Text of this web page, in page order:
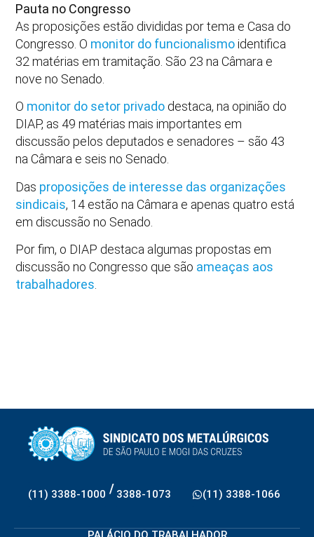
Pauta no Congresso
As proposições estão divididas por tema e Casa do
Congresso. O monitor do funcionalismoidentifica
32 matérias em tramitação. São 23 na Câmara e
nove no Senado.
O monitor do setor privado destaca, na opinião do
DIAP, as 49 matérias mais importantes em
discussão pelos deputados e senadores – são 43
na Câmara e seis no Senado.
Das proposições de interesse das organizações
sindicais, 14 estão na Câmara e apenas quatro está
em discussão no Senado.
Por fim, o DIAP destaca algumas propostas em
discussão no Congresso que são ameaças aos
trabalhadores
(11) 3388-1000 / 3388-1073 (11) 3388-1066